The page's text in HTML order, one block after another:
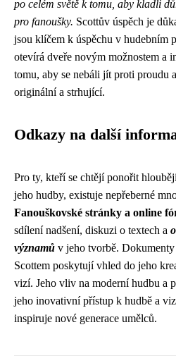
po celém světě k tomu, aby kladli
pro fanoušky. Scottův úspěch je
jsou klíčem k úspěchu v hudebním
otevírá dveře novým možnostem a
tomu, aby se nebáli jít proti proudu
originální a strhující.
Odkazy na další
Pro ty, kteří se chtějí ponořit
jeho hudby, existuje nepřeberné
Fanouškovské stránky a online
sdílení nadšení, diskuzi o textech a
významů v jeho tvorbě.
Scottem poskytují vhled do jeho
vizí. Jeho vliv na moderní hudbu a
jeho inovativní přístup k hudbě a
inspiruje nové generace umělců.